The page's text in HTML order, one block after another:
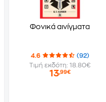
Φονικά αινίγματα
4.6
(92)
Τιμή εκδότη: 18.80€
13,99€